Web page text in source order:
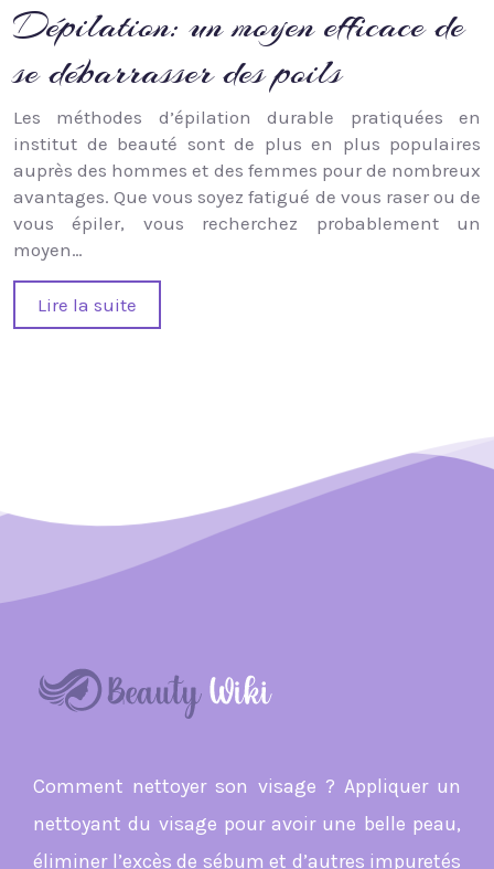
Dépilation: un moyen efficace de
se débarrasser des poils
Les méthodes d’épilation durable pratiquées en
institut de beauté sont de plus en plus populaires
auprès des hommes et des femmes pour de nombreux
avantages. Que vous soyez fatigué de vous raser ou de
vous épiler, vous recherchez probablement un
moyen…
Lire la suite
Comment nettoyer son visage ? Appliquer un
nettoyant du visage pour avoir une belle peau,
éliminer l’excès de sébum et d’autres impuretés